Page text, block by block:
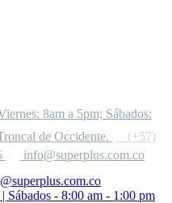
8am a 5pm; Sábados:
de Occidente.
(+57)
info@superplus.com.co
Sábados - 8:00 am - 1:00 pm